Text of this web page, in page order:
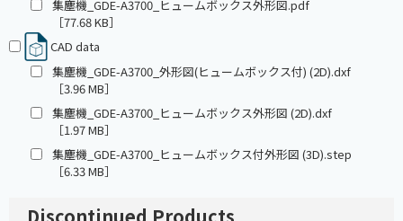
集塵機_GDE-A3700_ヒュームボックス外形図.pdf
［77.68 KB］
CAD data
集塵機_GDE-A3700_外形図(ヒュームボックス付) (2D).dxf
［3.96 MB］
集塵機_GDE-A3700_ヒュームボックス外形図 (2D).dxf
［1.97 MB］
集塵機_GDE-A3700_ヒュームボックス付外形図 (3D).step
［6.33 MB］